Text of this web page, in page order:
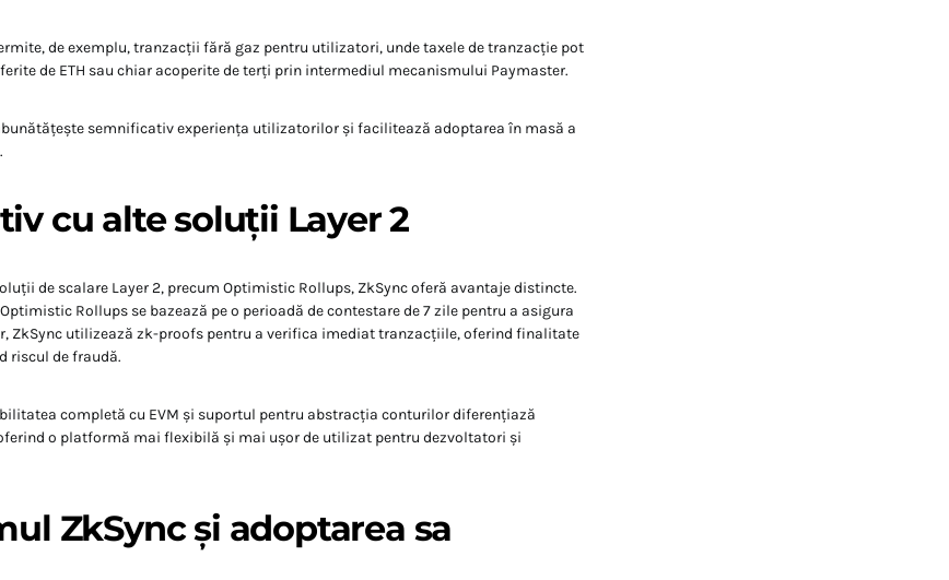
de exemplu, tranzacții fără gaz pentru utilizatori, unde taxele de tranzacție pot
de ETH sau chiar acoperite de terți prin intermediul mecanismului Paymaster.
semnificativ experiența utilizatorilor și facilitează adoptarea în masă a
cu alte soluții Layer 2
de scalare Layer 2, precum Optimistic Rollups, ZkSync oferă avantaje distincte.
Rollups se bazează pe o perioadă de contestare de 7 zile pentru a asigura
ZkSync utilizează zk-proofs pentru a verifica imediat tranzacțiile, oferind finalitate
riscul de fraudă.
completă cu EVM și suportul pentru abstracția conturilor diferențiază
o platformă mai flexibilă și mai ușor de utilizat pentru dezvoltatori și
ZkSync și adoptarea sa